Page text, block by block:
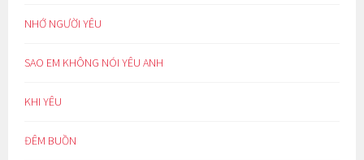
NHỚ NGƯỜI YÊU
SAO EM KHÔNG NÓI YÊU ANH
KHI YÊU
ĐÊM BUỒN